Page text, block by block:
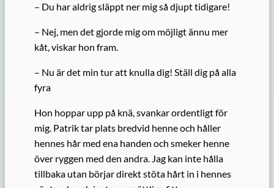
– Du har aldrig släppt ner mig så djupt tidigare!
– Nej, men det gjorde mig om möjligt ännu mer
kåt, viskar hon fram.
– Nu är det min tur att knulla dig! Ställ dig på alla
fyra
Hon hoppar upp på knä, svankar ordentligt för
mig. Patrik tar plats bredvid henne och håller
hennes hår med ena handen och smeker henne
över ryggen med den andra. Jag kan inte hålla
tillbaka utan börjar direkt stöta hårt in i hennes